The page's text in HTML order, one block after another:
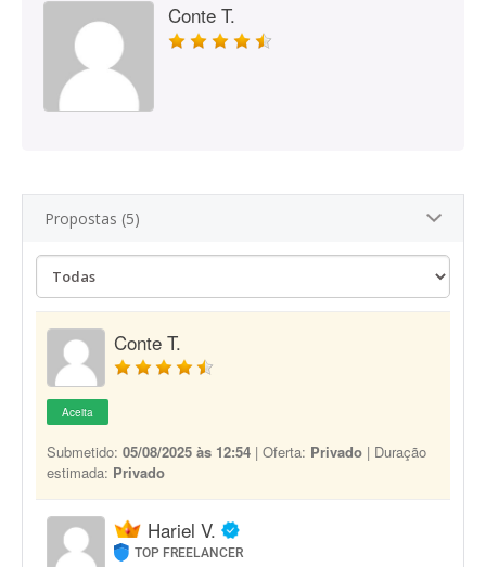
Conte T.
Propostas (5)
Conte T.
Aceita
Submetido: 05/08/2025 às 12:54 | Oferta: Privado | Duração
estimada: Privado
Hariel V.
TOP FREELANCER